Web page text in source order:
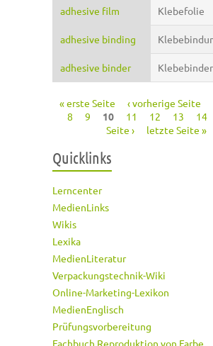
adhesive film Klebefolie
adhesive binding
adhesive binder Klebebinder
Seiten
« erste Seite ‹ vorherige Seite
8
9 10 11 12 13 14
Seite ›
letzte Seite »
Quicklinks
Lerncenter
MedienLinks
Wikis
Lexika
MedienLiteratur
Verpackungstechnik-Wiki
Online-Marketing-Lexikon
MedienEnglisch
Prüfungsvorbereitung
Fachbuch Reproduktion von Farbe